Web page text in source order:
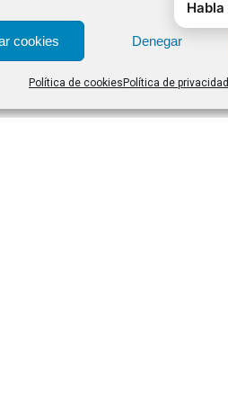
cookies Denegar
Política de cookies Política de privacidad